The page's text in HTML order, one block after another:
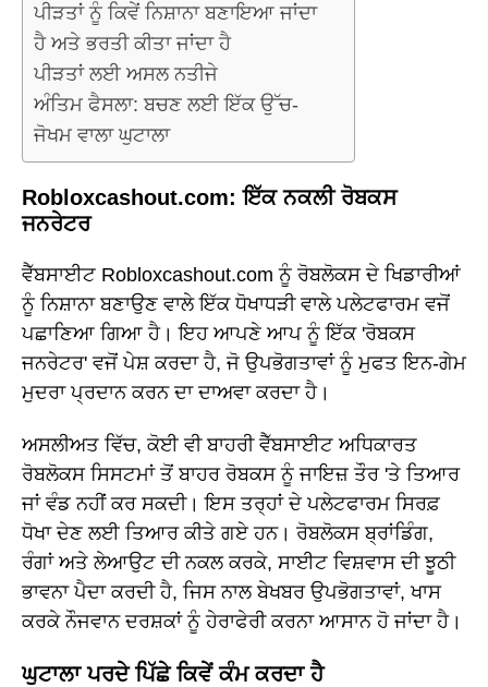
ਪੀੜਤਾਂ ਨੂੰ ਕਿਵੇਂ ਨਿਸ਼ਾਨਾ ਬਣਾਇਆ ਜਾਂਦਾ
ਹੈ ਅਤੇ ਭਰਤੀ ਕੀਤਾ ਜਾਂਦਾ ਹੈ
ਪੀੜਤਾਂ ਲਈ ਅਸਲ ਨਤੀਜੇ
ਅੰਤਿਮ ਫੈਸਲਾ: ਬਚਣ ਲਈ ਇੱਕ ਉੱਚ-
ਜੋਖਮ ਵਾਲਾ ਘੁਟਾਲਾ
Robloxcashout.com: ਇੱਕ ਨਕਲੀ ਰੋਬਕਸ
ਜਨਰੇਟਰ
ਵੈੱਬਸਾਈਟ Robloxcashout.com ਨੂੰ ਰੋਬਲੋਕਸ ਦੇ ਖਿਡਾਰੀਆਂ
ਨੂੰ ਨਿਸ਼ਾਨਾ ਬਣਾਉਣ ਵਾਲੇ ਇੱਕ ਧੋਖਾਧੜੀ ਵਾਲੇ ਪਲੇਟਫਾਰਮ ਵਜੋਂ
ਪਛਾਣਿਆ ਗਿਆ ਹੈ। ਇਹ ਆਪਣੇ ਆਪ ਨੂੰ ਇੱਕ 'ਰੋਬਕਸ
ਜਨਰੇਟਰ' ਵਜੋਂ ਪੇਸ਼ ਕਰਦਾ ਹੈ, ਜੋ ਉਪਭੋਗਤਾਵਾਂ ਨੂੰ ਮੁਫਤ ਇਨ-ਗੇਮ
ਮੁਦਰਾ ਪ੍ਰਦਾਨ ਕਰਨ ਦਾ ਦਾਅਵਾ ਕਰਦਾ ਹੈ।
ਅਸਲੀਅਤ ਵਿੱਚ, ਕੋਈ ਵੀ ਬਾਹਰੀ ਵੈੱਬਸਾਈਟ ਅਧਿਕਾਰਤ
ਰੋਬਲੋਕਸ ਸਿਸਟਮਾਂ ਤੋਂ ਬਾਹਰ ਰੋਬਕਸ ਨੂੰ ਜਾਇਜ਼ ਤੌਰ 'ਤੇ ਤਿਆਰ
ਜਾਂ ਵੰਡ ਨਹੀਂ ਕਰ ਸਕਦੀ। ਇਸ ਤਰ੍ਹਾਂ ਦੇ ਪਲੇਟਫਾਰਮ ਸਿਰਫ਼
ਧੋਖਾ ਦੇਣ ਲਈ ਤਿਆਰ ਕੀਤੇ ਗਏ ਹਨ। ਰੋਬਲੋਕਸ ਬ੍ਰਾਂਡਿੰਗ,
ਰੰਗਾਂ ਅਤੇ ਲੇਆਉਟ ਦੀ ਨਕਲ ਕਰਕੇ, ਸਾਈਟ ਵਿਸ਼ਵਾਸ ਦੀ ਝੂਠੀ
ਭਾਵਨਾ ਪੈਦਾ ਕਰਦੀ ਹੈ, ਜਿਸ ਨਾਲ ਬੇਖਬਰ ਉਪਭੋਗਤਾਵਾਂ, ਖਾਸ
ਕਰਕੇ ਨੌਜਵਾਨ ਦਰਸ਼ਕਾਂ ਨੂੰ ਹੇਰਾਫੇਰੀ ਕਰਨਾ ਆਸਾਨ ਹੋ ਜਾਂਦਾ ਹੈ।
ਘੁਟਾਲਾ ਪਰਦੇ ਪਿੱਛੇ ਕਿਵੇਂ ਕੰਮ ਕਰਦਾ ਹੈ